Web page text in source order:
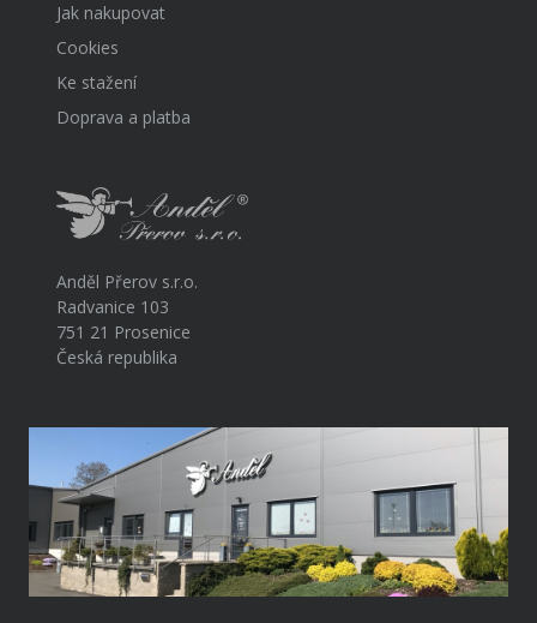
Jak nakupovat
Cookies
Ke stažení
Doprava a platba
Anděl Přerov s.r.o.
Radvanice 103
751 21 Prosenice
Česká republika